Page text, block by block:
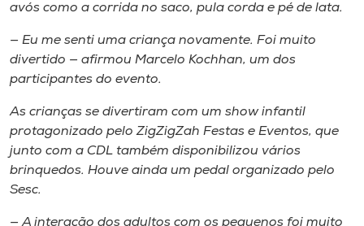
Selecione
o idioma
A+
A-
avós como a corrida no saco, pula corda e pé de lata.
— Eu me senti uma criança novamente. Foi muito
divertido — afirmou Marcelo Kochhan, um dos
participantes do evento.
As crianças se divertiram com um show infantil
protagonizado pelo ZigZigZah Festas e Eventos, que
junto com a CDL também disponibilizou vários
brinquedos. Houve ainda um pedal organizado pelo
Sesc.
— A interação dos adultos com os pequenos foi muito